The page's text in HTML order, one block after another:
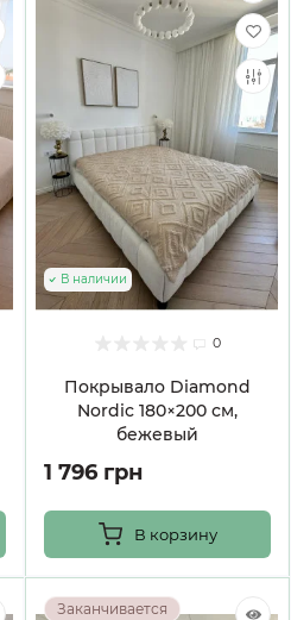
0
Покрывало Diamond
Nordic 180×200 см,
бежевый
В наличии
1 796 грн
В корзину
Заканчивается